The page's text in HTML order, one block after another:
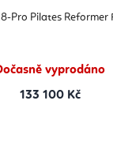
Pro Pilates Reformer
vyprodáno
133 100 Kč